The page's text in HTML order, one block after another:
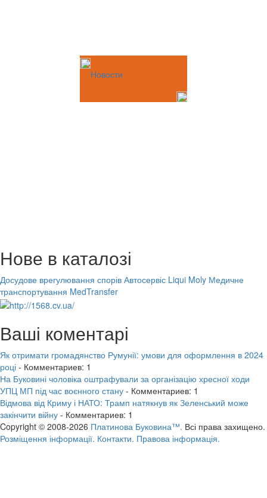
Новости
Нове в каталозі
Досудове врегулювання спорів Автосервіс Liqui Moly Медичне
транспортування MedTransfer
Ваші коментарі
Як отримати громадянство Румунії: умови для оформлення в 2024
році - Комментариев: 1
На Буковині чоловіка оштрафували за організацію хресної ходи
УПЦ МП під час воєнного стану - Комментариев: 1
Відмова від Криму і НАТО: Трамп натякнув як Зеленський може
закінчити війну - Комментариев: 1
Copyright © 2008-2026 Платинова Буковина™. Всі права захищено.
Розміщення інформації. Контакти. Правова інформація.